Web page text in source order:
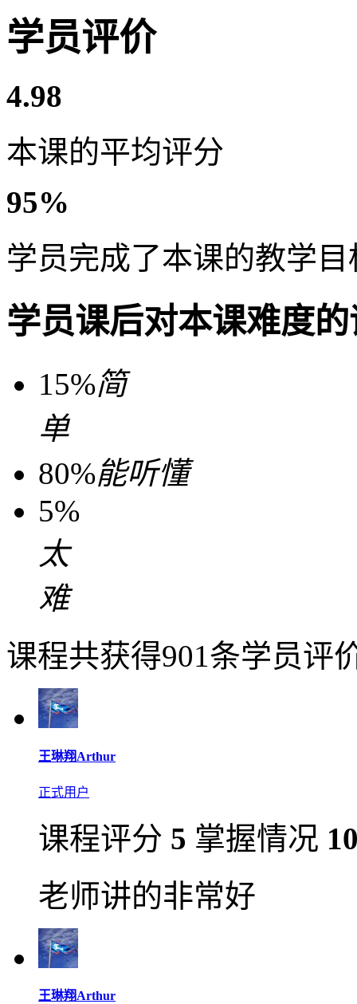
学员评价
4.98
本课的平均评分
95%
学员完成了本课的教学目
学员课后对本课难度
15%简
单
80%能听懂
5%
太
难
课程共获得901条学员评
王琳翔Arthur
正式用户
课程评分 5 掌握情况
老师讲的非常好
王琳翔Arthur